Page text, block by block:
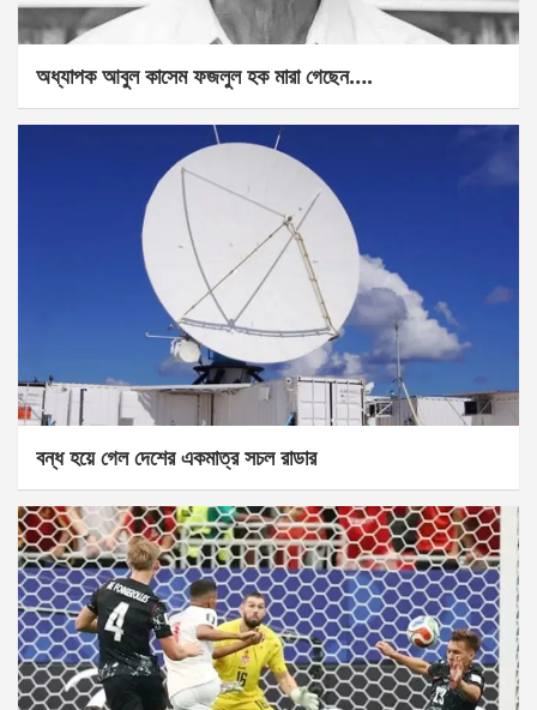
অধ্যাপক আবুল কাসেম ফজলুল হক মারা গেছেন….
বন্ধ হয়ে গেল দেশের একমাত্র সচল রাডার